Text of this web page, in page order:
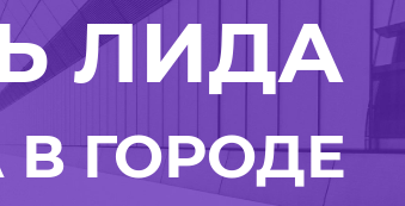
ЛИДА
В ГОРОДЕ